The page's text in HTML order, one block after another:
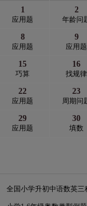
1
应用题
2
年龄问
8
应用题
9
应用题
15
巧算
16
找规律
22
应用题
23
周期问
29
应用题
30
填数
全国小学升初中语数英三